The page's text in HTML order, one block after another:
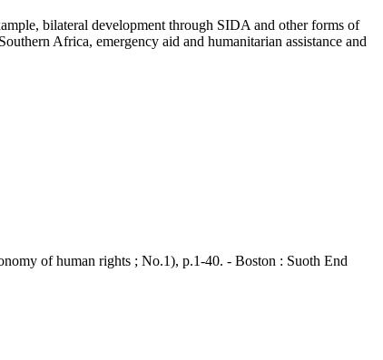
bilateral development through SIDA and other forms of
Africa, emergency aid and humanitarian assistance and
of human rights ; No.1), p.1-40. - Boston : Suoth End